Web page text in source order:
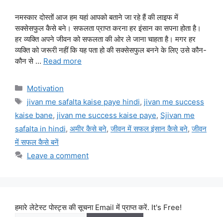
नमस्कार दोस्तों आज हम यहां आपको बताने जा रहे हैं की लाइफ में
सक्सेसफुल कैसे बने। सफलता प्राप्त करना हर इंसान का सपना होता है।
हर व्यक्ति अपने जीवन को सफलता की ओर ले जाना चाहता है। मगर हर
व्यक्ति को जरूरी नहीं कि यह पता हो की सक्सेसफुल बनने के लिए उसे कौन-
कौन से … Read more
Categories
Motivation
Tags
jivan me safalta kaise paye hindi, jivan me success
kaise bane, jivan me success kaise paye, Sjivan me
safalta in hindi, अमीर कैसे बने,जीवन में सफल इंसान कैसे बने,जीवन
में सफल कैसे बनें
Leave a comment
हमारे लेटेस्ट पोस्ट्स की सूचना Email में प्राप्त करें. It's Free!